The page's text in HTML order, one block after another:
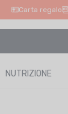
Carta regalo
NUTRIZIONE